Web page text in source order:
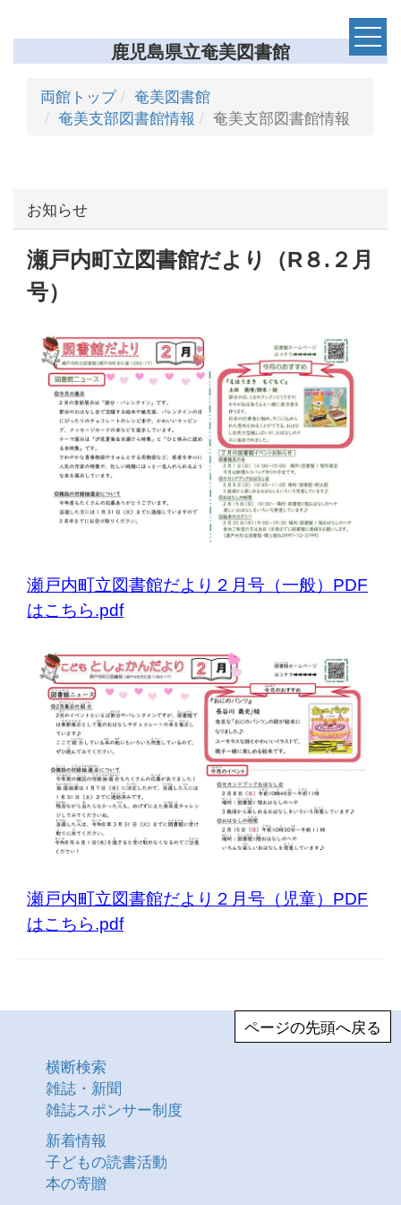
鹿児島県立奄美図書館
両館トップ
奄美図書館
奄美支部図書館情報
奄美支部図書館情報
お知らせ
瀬戸内町立図書館だより（R８.２月
号）
瀬戸内町立図書館だより２月号（一般）PDF
はこちら.pdf
瀬戸内町立図書館だより２月号（児童）PDF
はこちら.pdf
ページの先頭へ戻る
横断検索
雑誌・新聞
雑誌スポンサー制度
新着情報
子どもの読書活動
本の寄贈